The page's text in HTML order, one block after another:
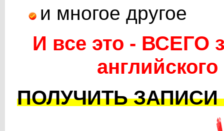
и многое другое
И все это - ВСЕГО
ПОЛУЧИТЬ